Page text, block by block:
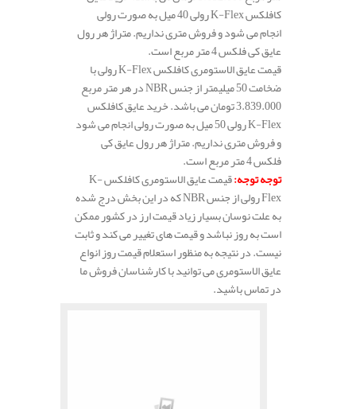
کافلکس K-Flex رولی 40 میل به صورت رولی
انجام می شود و فروش متری نداریم. متراژ هر رول
عایق کی فلکس 4 متر مربع است.
قیمت عایق الاستومری کافلکس K-Flex رولی با
ضخامت 50 میلیمتر از جنس NBR در هر متر مربع
3.839.000 تومان می باشد. خرید عایق کافلکس
K-Flex رولی 50 میل به صورت رولی انجام می شود
و فروش متری نداریم. متراژ هر رول عایق کی
فلکس 4 متر مربع است.
توجه توجه:
قیمت عایق الاستومری کافلکس K-
Flex رولی از جنس NBR که در این بخش درج شده
به علت نوسان بسیار زیاد قیمت ارز در کشور ممکن
است به روز نباشد و قیمت های تغییر می کند و ثابت
نیست. در نتیجه به منظور استعلام قیمت روز انواع
عایق الاستومری می توانید با کارشناسان فروش ما
در تماس باشید.